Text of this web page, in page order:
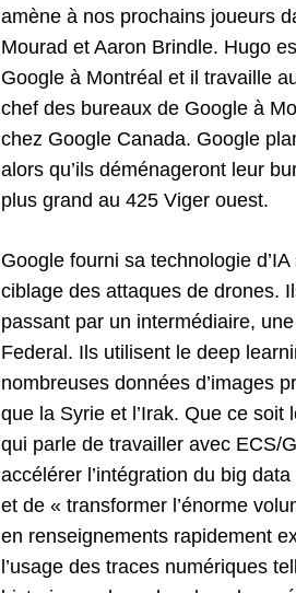
amène à nos prochains joueurs
Mourad et Aaron Brindle. Hugo
Google à Montréal et il travaille
chef des bureaux de Google à
chez Google Canada. Google
alors qu’ils déménageront leur
plus grand au 425 Viger ouest.
Google fourni sa technologie
ciblage des attaques de drones.
passant par un intermédiaire,
Federal. Ils utilisent le deep
nombreuses données d’images
que la Syrie et l’Irak. Que ce
qui parle de travailler avec ECS/
accélérer l’intégration du big
et de « transformer l’énorme
en renseignements rapidement
l’usage des traces numériques